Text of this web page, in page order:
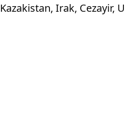
Kazakistan, Irak, Cezayir,